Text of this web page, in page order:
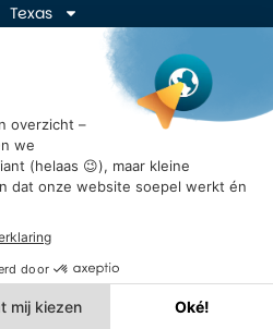
Texas
Zuidelijke Staten
Zuidwest Amerika